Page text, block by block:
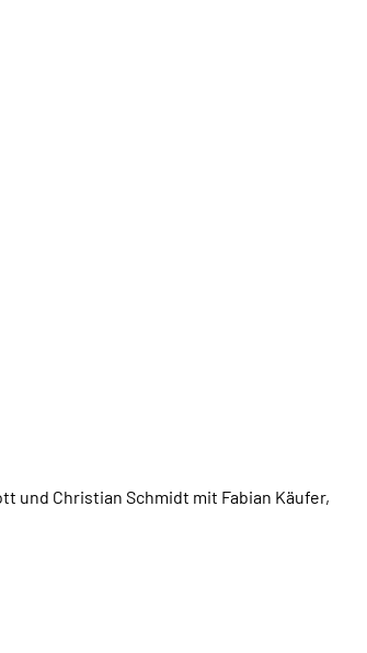
und Christian Schmidt mit Fabian Käufer,